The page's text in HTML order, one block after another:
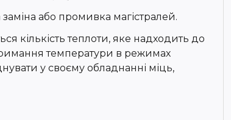
або промивка магістралей.
кількість теплоти, яке надходить до
температури в режимах
у своєму обладнанні міць,